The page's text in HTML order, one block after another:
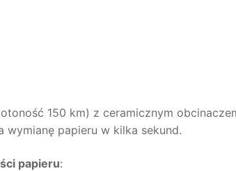
150 km) z ceramicznym
wymianę papieru w kilka sekund.
papieru: